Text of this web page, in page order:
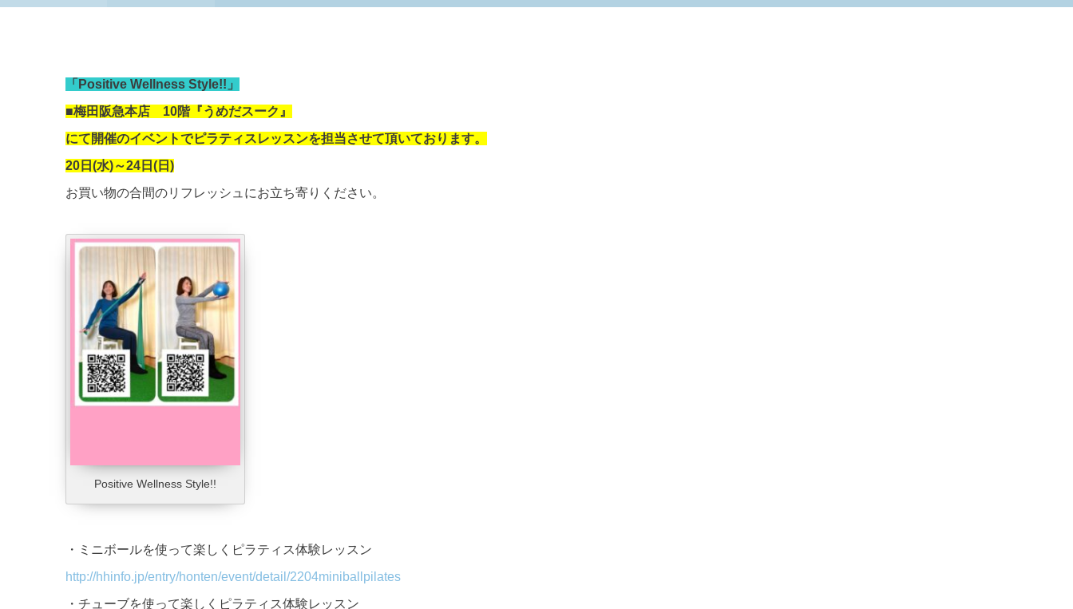
「Positive Wellness Style!!」
■梅田阪急本店 10階『うめだスーク』
にて開催のイベントでピラティスレッスンを担当させて頂いております。
20日(水)～24日(日)
お買い物の合間のリフレッシュにお立ち寄りください。
Positive Wellness Style!!
・ミニボールを使って楽しくピラティス体験レッスン
http://hhinfo.jp/entry/honten/event/detail/2204miniballpilates
・チューブを使って楽しくピラティス体験レッスン